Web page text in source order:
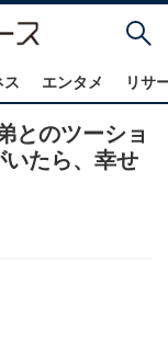
ス エンタメ リサ
とのツーショ
いたら、幸せ